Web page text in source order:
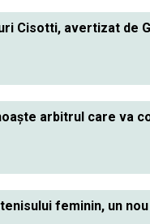
Cisotti, avertizat de
arbitrul care va
feminin, un